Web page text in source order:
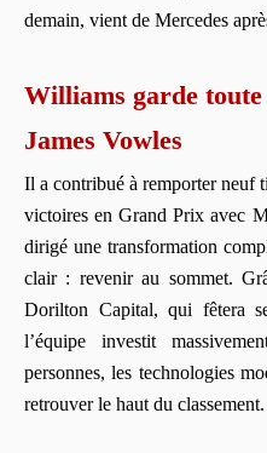
demain, vient de Mercedes
Williams garde toute
James Vowles
Il a contribué à remporter neuf
victoires en Grand Prix avec
dirigé une transformation
clair : revenir au sommet.
Dorilton Capital, qui fêtera
l’équipe investit
personnes, les technologies
retrouver le haut du classement.